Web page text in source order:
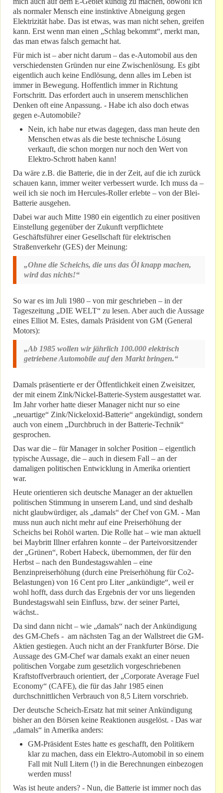
als normaler Mensch eine instinktive Abneigung gegen
Elektrizität habe. Das ist etwas, was man nicht sehen, greifen
kann. Erst wenn man einen „Schlag bekommt“, merkt man,
das man etwas falsch gemacht hat.
Für mich ist – aber nicht darum – das e-Automobil aus den
verschiedensten Gründen nur eine Zwischenlösung. Es gibt
eigentlich auch keine Endlösung, denn alles im Leben ist
immer in Bewegung. Hoffentlich immer in Richtung
Fortschritt. Das erfordert auch in unserem menschlichen
Denken oft eine Anpassung. - Habe ich also doch etwas
gegen e-Automobile?
Nein, ich habe nur etwas dagegen, dass man heute den
Menschen etwas als die beste technische Lösung
verkauft, die schon morgen nur noch den Wert von
Elektro-Schrott haben kann!
Da wäre z.B. die Batterie, die in der Zeit, auf die ich zurück
schauen kann, immer weiter verbessert wurde. Ich muss da –
weil ich sie noch im Hercules-Roller erlebte – von der Blei-
Batterie ausgehen.
Dabei war auch Mitte 1980 ein eigentlich zu einer positiven
Einstellung gegenüber der Zukunft verpflichtete
Geschäftsführer einer Gesellschaft für elektrischen
Straßenverkehr (GES) der Meinung:
„Ohne die Scheichs, die uns das Öl knapp machen,
wird das nichts!“
So war es im Juli 1980 – von mir geschrieben – in der
Tageszeitung „DIE WELT“ zu lesen. Aber auch die Aussage
eines Elliot M. Estes, damals Präsident von GM (General
Motors):
„Ab 1985 wollen wir jährlich 100.000 elektrisch
getriebene Automobile auf den Markt bringen.“
Damals präsentierte er der Öffentlichkeit einen Zweisitzer,
der mit einem Zink/Nickel-Batterie-System ausgestattet war.
Im Jahr vorher hatte dieser Manager nicht nur so eine
„neuartige“ Zink/Nickeloxid-Batterie“ angekündigt, sondern
auch von einem „Durchbruch in der Batterie-Technik“
gesprochen.
Das war die – für Manager in solcher Position – eigentlich
typische Aussage, die – auch in diesem Fall – an der
damaligen politischen Entwicklung in Amerika orientiert
war.
Heute orientieren sich deutsche Manager an der aktuellen
politischen Stimmung in unserem Land, und sind deshalb
nicht glaubwürdiger, als „damals“ der Chef von GM. - Man
muss nun auch nicht mehr auf eine Preiserhöhung der
Scheichs bei Rohöl warten. Die Rolle hat – wie man aktuell
bei Maybritt Illner erfahren konnte – der Parteivorsitzender
der „Grünen“, Robert Habeck, übernommen, der für den
Herbst – nach den Bundestagswahlen – eine
Benzinpreiserhöhung (durch eine Preiserhöhung für Co2-
Belastungen) von 16 Cent pro Liter „ankündigte“, weil er
wohl hofft, dass durch das Ergebnis der vor uns liegenden
Bundestagswahl sein Einfluss, bzw. der seiner Partei,
wächst..
Da sind dann nicht – wie „damals“ nach der Ankündigung
des GM-Chefs - am nächsten Tag an der Wallstreet die GM-
Aktien gestiegen. Auch nicht an der Frankfurter Börse. Die
Aussage des GM-Chef war damals exakt an einer neuen
politischen Vorgabe zum gesetzlich vorgeschriebenen
Kraftstoffverbrauch orientiert, der „Corporate Average Fuel
Economy“ (CAFE), die für das Jahr 1985 einen
durchschnittlichen Verbrauch von 8,5 Litern vorschrieb.
Der deutsche Scheich-Ersatz hat mit seiner Ankündigung
bisher an den Börsen keine Reaktionen ausgelöst. - Das war
„damals“ in Amerika anders:
GM-Präsident Estes hatte es geschafft, den Politikern
klar zu machen, dass ein Elektro-Automobil in so einem
Fall mit Null Litern (!) in die Berechnungen einbezogen
werden muss!
Was ist heute anders? - Nun, die Batterie ist immer noch das